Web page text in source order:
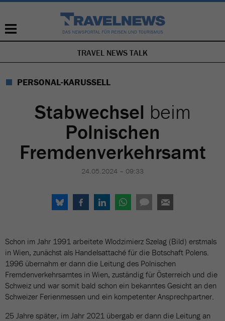
NAVIGATION
ÜBERSPRINGEN
TRAVEL NEWS TALK
PERSONAL-KARUSSELL
Stabwechsel beim
Polnischen
Fremdenverkehrsamt
24.05.2024 – 09:33
Schon im Jahr 1991 arbeitete Wlodzimierz Szelag (Bild) erstmals
in Wien, zunächst als Handelsattaché für die Botschaft Polens.
1996 übernahm er dann die Leitung des Polnischen
Fremdenverkehrsamtes in Wien, zuständig für Österreich und die
Schweiz und war somit bald schon ein bekanntes Gesicht an den
Schweizer Ferienmessen und ein kompetenter Ansprechpartner.
25 Jahre später, im Jahr 2021 übergab er dann die Leitung an